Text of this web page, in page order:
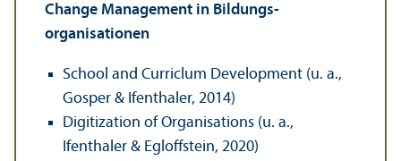
Change Management in Bildungs­
organisationen
School and Curriclum Development (u. a.,
Gosper & Ifenthaler, 2014)
Digitization of Organisations (u. a.,
Ifenthaler & Egloffstein, 2020)